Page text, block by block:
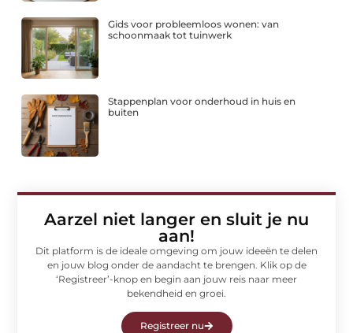
Gids voor probleemloos wonen: van
schoonmaak tot tuinwerk
Stappenplan voor onderhoud in huis en
buiten
Aarzel niet langer en sluit je nu
aan!
Dit platform is de ideale omgeving om jouw ideeën te delen
en jouw blog onder de aandacht te brengen. Klik op de
‘Registreer’-knop en begin aan jouw reis naar meer
bekendheid en groei.
Registreer nu